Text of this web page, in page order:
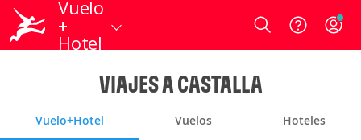
Vuelo
+
Hotel
Login
VIAJES A CASTALLA
Vuelo+Hotel Vuelos Hoteles